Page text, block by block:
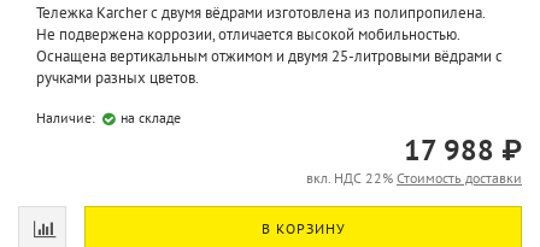
Тележка Karcher с двумя вёдрами изготовлена из полипропилена.
Не подвержена коррозии, отличается высокой мобильностью.
Оснащена вертикальным отжимом и двумя 25-литровыми вёдрами с
ручками разных цветов.
Наличие: на складе
17 988 ₽
вкл. НДС 22% Стоимость доставки
В КОРЗИНУ